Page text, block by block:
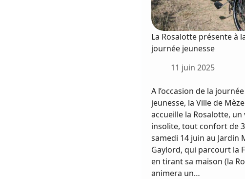
La Rosalotte présente à
journée jeunesse
11 juin 2025
A l’occasion de la journée
jeunesse, la Ville de Mèze
accueille la Rosalotte, un
insolite, tout confort de
samedi 14 juin au Jardin
Gaylord, qui parcourt la
en tirant sa maison (la
animera un…